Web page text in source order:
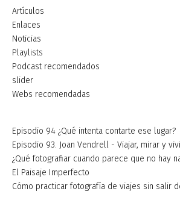
Artículos
Enlaces
Noticias
Playlists
Podcast recomendados
slider
Webs recomendadas
Episodio 94 ¿Qué intenta contarte ese lugar?
Episodio 93. Joan Vendrell - Viajar, mirar y
¿Qué fotografiar cuando parece que no hay
El Paisaje Imperfecto
Cómo practicar fotografía de viajes sin salir